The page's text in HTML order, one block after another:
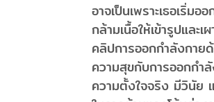
อาจเป็นเพราะเธอเริ่ม
กล้ามเนื้อให้เข้ารูปและ
คลิปการออกกำลังกาย
ความสุขกับการออกกำลั
ความตั้งใจจริง มีวินัย